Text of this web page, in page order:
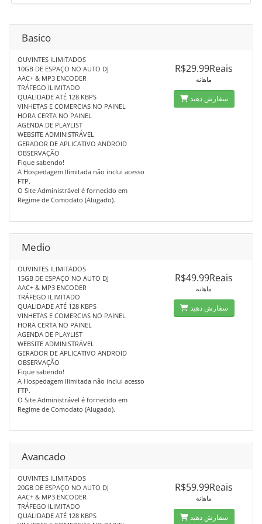
Basico
OUVINTES ILIMITADOS
10GB DE ESPAÇO NO AUTO DJ
AAC+ & MP3 ENCODER
TRÁFEGO ILIMITADO
QUALIDADE ATÉ 128 KBPS
VINHETAS E COMERCIAS NO PAINEL
HORA CERTA NO PAINEL
AGENDA DE PLAYLIST
WEBSITE ADMINISTRÁVEL
GERADOR DE APLICATIVO ANDROID
OBSERVAÇÃO
Fique sabendo!
A Hospedagem Ilimitada não inclui acesso
FTP.
O Site Administrável é fornecido em
Regime de Comodato (Alugado).
R$29.99Reais
ماهانه
سفارش دهید
Medio
OUVINTES ILIMITADOS
15GB DE ESPAÇO NO AUTO DJ
AAC+ & MP3 ENCODER
TRÁFEGO ILIMITADO
QUALIDADE ATÉ 128 KBPS
VINHETAS E COMERCIAS NO PAINEL
HORA CERTA NO PAINEL
AGENDA DE PLAYLIST
WEBSITE ADMINISTRÁVEL
GERADOR DE APLICATIVO ANDROID
OBSERVAÇÃO
Fique sabendo!
A Hospedagem Ilimitada não inclui acesso
FTP.
O Site Administrável é fornecido em
Regime de Comodato (Alugado).
R$49.99Reais
ماهانه
سفارش دهید
Avancado
OUVINTES ILIMITADOS
20GB DE ESPAÇO NO AUTO DJ
AAC+ & MP3 ENCODER
TRÁFEGO ILIMITADO
QUALIDADE ATÉ 128 KBPS
R$59.99Reais
ماهانه
سفارش دهید